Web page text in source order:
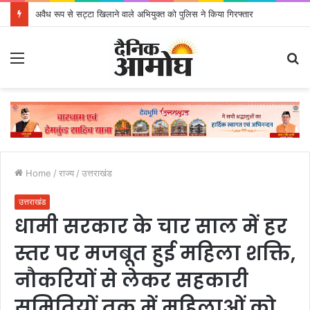
अवैध रूप से सट्टा खिलाने वाले अभियुक्त को पुलिस ने किया गिरफ्तार
Home / राज्य / उत्तराखंड
उत्तराखंड
धामी सरकार के चार साल में हर
स्तर पर मजबूत हुई महिला शक्ति,
नौकरियों से लेकर सहकारी